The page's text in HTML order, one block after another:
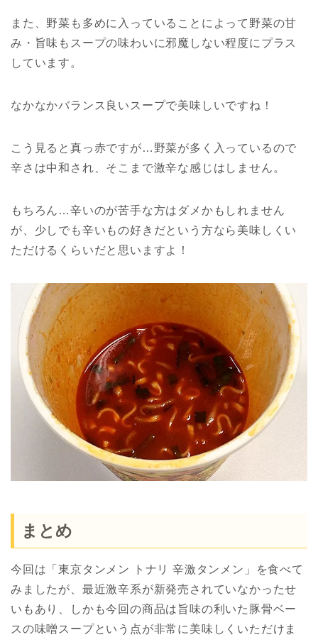
また、野菜も多めに入っていることによって野菜の甘
み・旨味もスープの味わいに邪魔しない程度にプラス
しています。
なかなかバランス良いスープで美味しいですね！
こう見ると真っ赤ですが…野菜が多く入っているので
辛さは中和され、そこまで激辛な感じはしません。
もちろん…辛いのが苦手な方はダメかもしれません
が、少しでも辛いもの好きだという方なら美味しくい
ただけるくらいだと思いますよ！
まとめ
今回は「東京タンメン トナリ 辛激タンメン」を食べて
みましたが、最近激辛系が新発売されていなかったせ
いもあり、しかも今回の商品は旨味の利いた豚骨ベー
スの味噌スープという点が非常に美味しくいただけま